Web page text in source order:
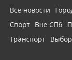
Все новости
Спорт Вне СПб
Транспорт